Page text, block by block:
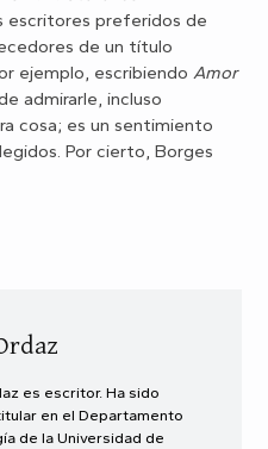
escritores preferidos de
de un título
ejemplo, escribiendoAmor
admirarle, incluso
cosa; es un sentimiento
Por cierto, Borges
es escritor. Ha sido
en el Departamento
de la Universidad de